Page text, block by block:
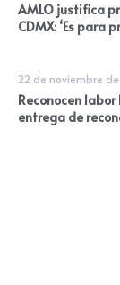
AMLO justifica
CDMX: ‘Es para
22 de noviembre de
Reconocen
entrega de